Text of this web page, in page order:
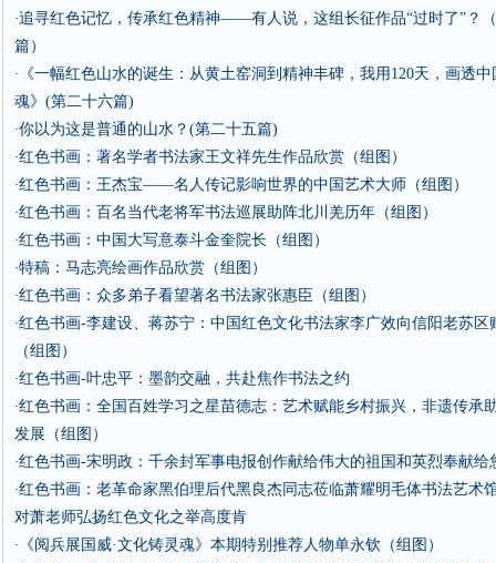
·追寻红色记忆，传承红色精神——有人说，这组长征作品“过时了”？
篇）
·
《一幅红色山水的诞生：从黄土窑洞到精神丰碑，我用120天，画透
魂》(第二十六篇)
·你以为这是普通的山水？(第二十五篇)
·红色书画：著名学者书法家王文祥先生作品欣赏（组图）
·​红色书画：王杰宝——名人传记影响世界的中国艺术大师（组图）
·红色书画：百名当代老将军书法巡展助阵北川羌历年（组图）
·红色书画：中国大写意泰斗金奎院长（组图）
·特稿：马志亮绘画作品欣赏（组图）
·红色书画：众多弟子看望著名书法家张惠臣（组图）
·红色书画-李建设、蒋苏宁：中国红色文化书法家李广效向信阳老苏区
（组图）
·红色书画-叶忠平：墨韵交融，共赴焦作书法之约
·红色书画：全国百姓学习之星苗德志：艺术赋能乡村振兴，非遗传承
发展（组图）
·红色书画-宋明政：千余封军事电报创作献给伟大的祖国和英烈奉献给
·红色书画：老革命家黑伯理后代黑良杰同志莅临萧耀明毛体书法艺术
对萧老师弘扬红色文化之举高度肯
· 《阅兵展国威·文化铸灵魂》本期特别推荐人物单永钦（组图）